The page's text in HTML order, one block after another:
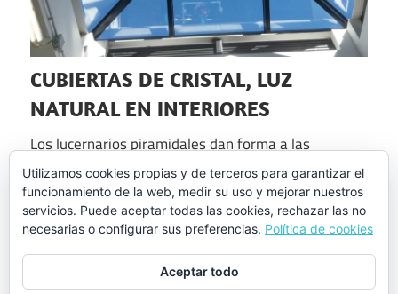
CUBIERTAS DE CRISTAL, LUZ
NATURAL EN INTERIORES
Los lucernarios piramidales dan forma a las
cubiertas de cristal en lugares singulares
Seguir leyendo
Utilizamos cookies propias y de terceros para garantizar el
funcionamiento de la web, medir su uso y mejorar nuestros
servicios. Puede aceptar todas las cookies, rechazar las no
necesarias o configurar sus preferencias. Política de cookies
Aceptar todo